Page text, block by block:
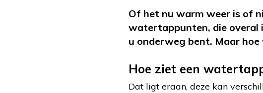
Of het nu warm weer is of
watertappunten, die overal
u onderweg bent. Maar
Hoe ziet een
Dat ligt eraan, deze kan